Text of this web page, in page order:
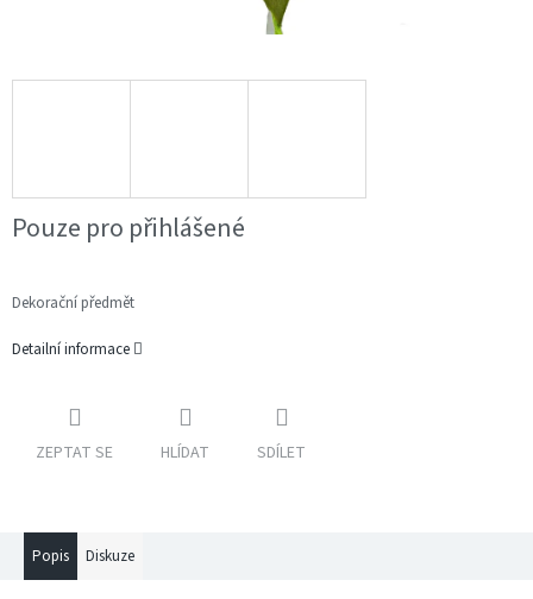
Pouze pro přihlášené
Dekorační předmět
Detailní informace
ZEPTAT SE HLÍDAT SDÍLET
Popis Diskuze